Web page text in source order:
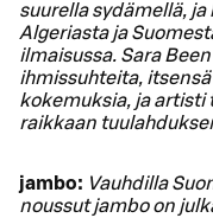
suurella sydämellä,
Algeriasta ja
ilmaisussa. Sara
ihmissuhteita,
kokemuksia, ja artisti
raikkaan
jambo: Vauhdilla
noussut jambo on